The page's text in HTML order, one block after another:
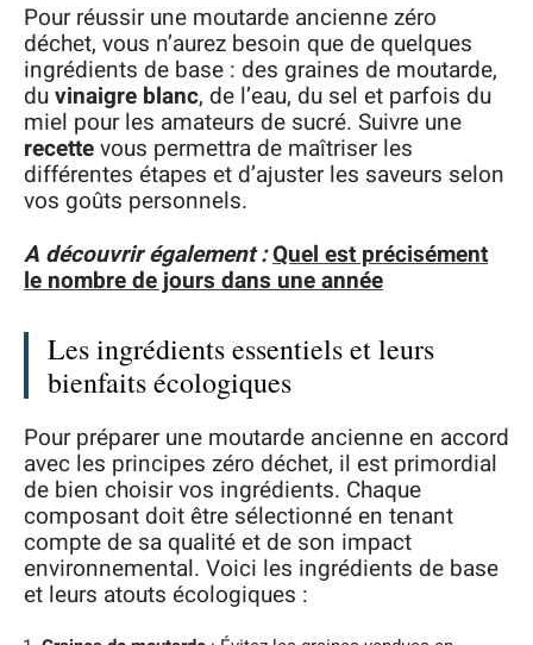
Pour réussir une moutarde ancienne zéro
déchet, vous n’aurez besoin que de quelques
ingrédients de base : des graines de moutarde,
duvinaigre blanc, de l’eau, du sel et parfois du
miel pour les amateurs de sucré. Suivre une
recettevous permettra de maîtriser les
différentes étapes et d’ajuster les saveurs selon
vos goûts personnels.
A découvrir également :Quel est précisément
le nombre de jours dans une année
Les ingrédients essentiels et leurs
bienfaits écologiques
Pour préparer une moutarde ancienne en accord
avec les principes zéro déchet, il est primordial
de bien choisir vos ingrédients. Chaque
composant doit être sélectionné en tenant
compte de sa qualité et de son impact
environnemental. Voici les ingrédients de base
et leurs atouts écologiques :